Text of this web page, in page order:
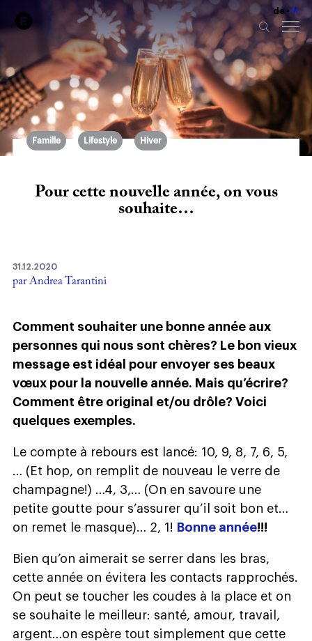
de fr
Famille Lifestyle Hiver
Pour cette nouvelle année, on vous
souhaite…
31.12.2020
par Andrea Tarantini
Comment souhaiter une bonne année aux
personnes qui nous sont chères? Le bon vieux
message est idéal pour envoyer ses beaux
vœux pour la nouvelle année. Mais qu’écrire?
Comment être original et/ou drôle? Voici
quelques exemples.
Le compte à rebours est lancé: 10, 9, 8, 7, 6, 5,
… (Et hop, on remplit de nouveau le verre de
champagne!) …4, 3,… (On en savoure une
petite goutte pour s’assurer qu’il soit bon et…
on remet le masque)… 2, 1! Bonne année!!!
Bien qu’on aimerait se serrer dans les bras,
cette année on évitera les contacts rapprochés.
On peut se toucher les coudes à la place et on
se souhaite le meilleur: santé, amour, travail,
argent…on espère tout simplement que cette